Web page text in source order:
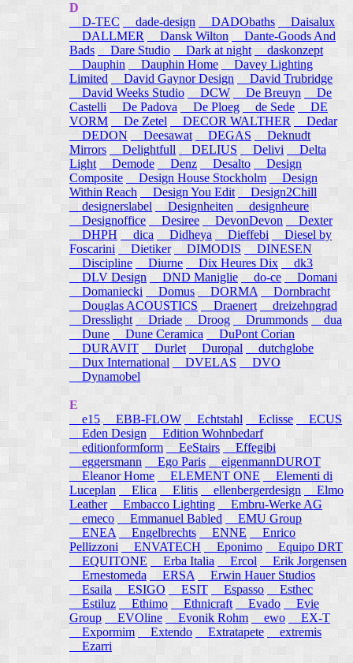
D
D-TEC
dade-design DADObaths
Daisalux
DALLMER
Dansk Wilton
Dante-Goods And
Bads
Dare Studio Dark at night
daskonzept
Dauphin
Dauphin Home
Davey Lighting
Limited
David Gaynor Design
David Trubridge
David Weeks Studio
DCW De Breuyn
De
Castelli
De Padova De Ploeg de Sede
DE
VORM
De Zetel DECOR WALTHER
Dedar
DEDON
Deesawat DEGAS
Deknudt
Mirrors
Delightfull DELIUS Delivi
Delta
Light
Demode Denz Desalto
Design
Composite
Design House Stockholm
Design
Within Reach
Design You Edit
Design2Chill
designerslabel
Designheiten
designheure
Designoffice
Desiree DevonDevon
Dexter
DHPH
dica Didheya Dieffebi
Diesel by
Foscarini
Dietiker DIMODIS
DINESEN
Discipline
Diurne Dix Heures Dix
dk3
DLV Design
DND Maniglie do-ce
Domani
Domaniecki
Domus DORMA
Dornbracht
Douglas ACOUSTICS
Draenert
dreizehngrad
Dresslight Driade Droog Drummonds
dua
Dune
Dune Ceramica
DuPont Corian
DURAVIT
Durlet Duropal
dutchglobe
Dux International
DVELAS
DVO
Dynamobel
E
e15 EBB-FLOW Echtstahl Eclisse
ECUS
Eden Design
Edition Wohnbedarf
editionformform
EeStairs
Effegibi
eggersmann
Ego Paris
eigenmannDUROT
Eleanor Home
ELEMENT ONE
Elementi di
Luceplan
Elica Elitis ellenbergerdesign
Elmo
Leather
Embacco Lighting
Embru-Werke AG
emeco
Emmanuel Babled
EMU Group
ENEA
Engelbrechts ENNE
Enrico
Pellizzoni ENVATECH Eponimo
Equipo DRT
EQUITONE
Erba Italia Ercol
Erik Jorgensen
Ernestomeda
ERSA
Erwin Hauer Studios
Esaila
ESIGO ESIT Espasso
Esthec
Estiluz
Ethimo Ethnicraft Evado
Evie
Group
EVOline Evonik Rohm ewo
EX-T
Expormim
Extendo Extratapete
extremis
Ezarri